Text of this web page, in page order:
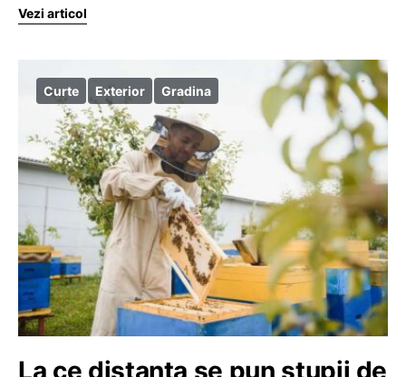
Vezi articol
Curte Exterior Gradina
La ce distanta se pun stupii de